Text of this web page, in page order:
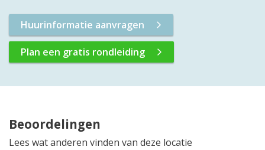
Huurinformatie aanvragen
Plan een gratis rondleiding
Beoordelingen
Lees wat anderen vinden van deze locatie